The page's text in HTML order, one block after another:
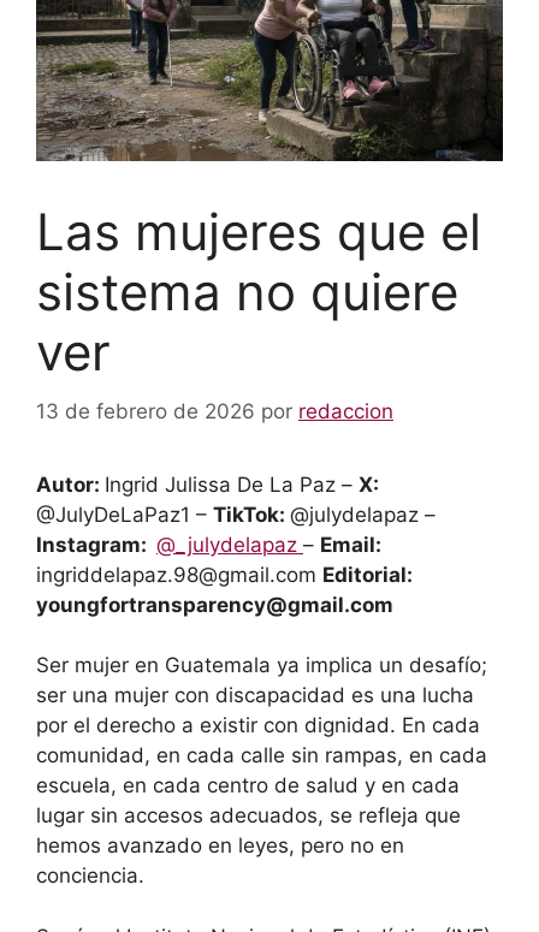
Las mujeres que el
sistema no quiere
ver
13 de febrero de 2026 por redaccion
Autor: Ingrid Julissa De La Paz – X:
@JulyDeLaPaz1 – TikTok: @julydelapaz –
Instagram: @_julydelapaz – Email:
ingriddelapaz.98@gmail.com Editorial:
youngfortransparency@gmail.com
Ser mujer en Guatemala ya implica un desafío;
ser una mujer con discapacidad es una lucha
por el derecho a existir con dignidad. En cada
comunidad, en cada calle sin rampas, en cada
escuela, en cada centro de salud y en cada
lugar sin accesos adecuados, se refleja que
hemos avanzado en leyes, pero no en
conciencia.